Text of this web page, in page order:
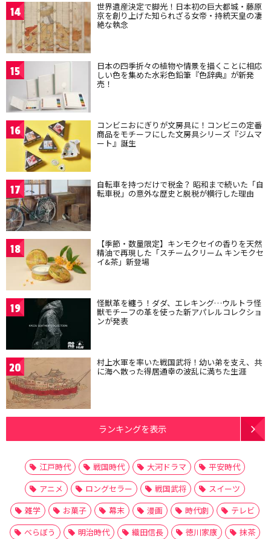
14 世界遺産決定で脚光！日本初の巨大都城・藤原
京を創り上げた知られざる女帝・持統天皇の凄
絶な執念
15 日本の四季折々の植物や情景を描くことに相応
しい色を集めた水彩色鉛筆『色辞典』が新発
売！
16 コンビニおにぎりが文房具に！コンビニの定番
商品をモチーフにした文房具シリーズ『ジムマ
ート』誕生
17 自転車を持つだけで税金？ 昭和まで続いた「自
転車税」の意外な歴史と脱税が横行した理由
18 【季節・数量限定】キンモクセイの香りを天然
精油で再現した「スチームクリーム キンモクセ
イ&茶」新登場
19 怪獣革を纏う！ダダ、エレキング…ウルトラ怪
獣モチーフの革を使った新アパレルコレクショ
ンが発表
20 村上水軍を率いた戦国武将！幼い弟を支え、共
に海へ散った得居通幸の波乱に満ちた生涯
ランキングを表示
江戸時代 戦国時代 大河ドラマ
平安時代
アニメ
ロングセラー 戦国武将
スイーツ
雑学
お菓子 幕末 漫画 時代劇
テレビ
べらぼう
明治時代 織田信長 徳川家康
抹茶